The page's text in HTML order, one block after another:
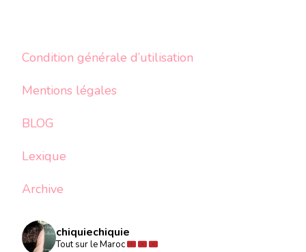
Condition générale d’utilisation
Mentions légales
BLOG
Lexique
Archive
chiquiechiquie
Tout sur le Maroc